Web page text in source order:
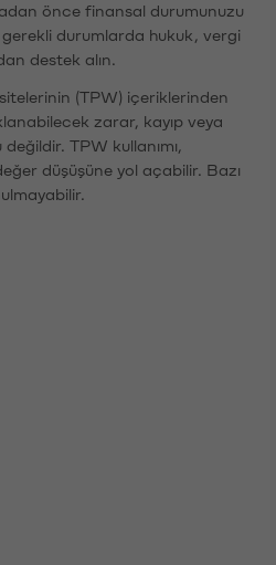
önce finansal durumunuzu
durumlarda hukuk, vergi
destek alın.
(TPW) içeriklerinden
zarar, kayıp veya
TPW kullanımı,
düşüşüne yol açabilir. Bazı